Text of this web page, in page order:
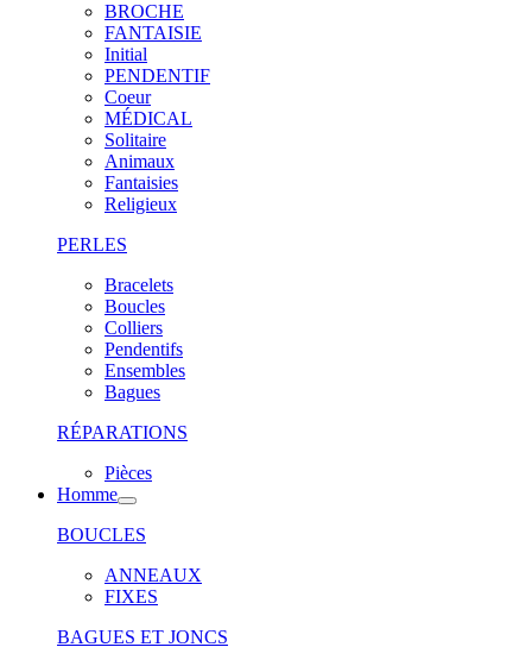
BROCHE
FANTAISIE
Initial
PENDENTIF
Coeur
MÉDICAL
Solitaire
Animaux
Fantaisies
Religieux
PERLES
Bracelets
Boucles
Colliers
Pendentifs
Ensembles
Bagues
RÉPARATIONS
Pièces
Homme
BOUCLES
ANNEAUX
FIXES
BAGUES ET JONCS